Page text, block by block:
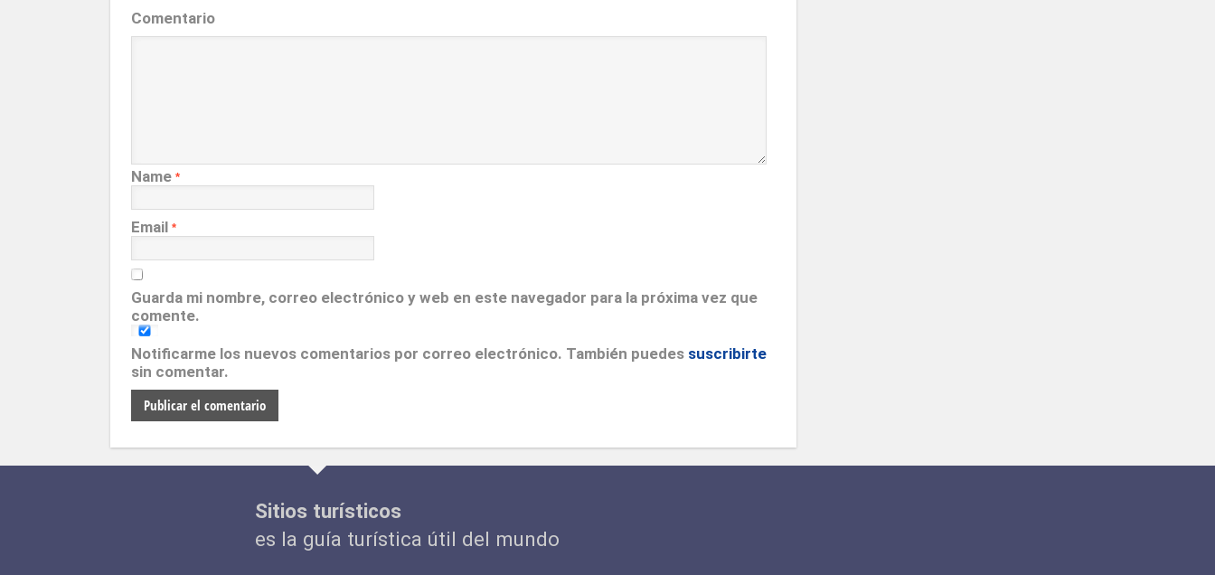
Comentario
Name *
Email *
Guarda mi nombre, correo electrónico y web en este navegador para la próxima vez que
comente.
Notificarme los nuevos comentarios por correo electrónico. También puedes suscribirte
sin comentar.
Sitios turísticos
es la guía turística útil del mundo